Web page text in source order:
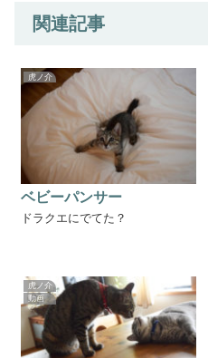
関連記事
虎ノ介
ベビーパンサー
ドラクエにでてた？
虎ノ介
動画